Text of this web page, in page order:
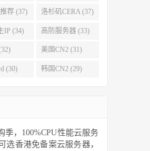
荐 (37) 洛杉矶CERA (37)
IP (34) 高防服务器 (33)
美国CN2 (31)
(30) 韩国CN2 (29)
季，100%CPU性能云服务
选香港免备案云服务器，